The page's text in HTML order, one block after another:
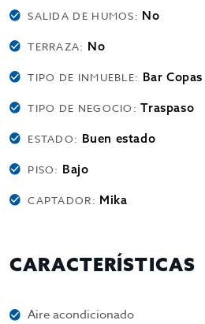
SALIDA DE HUMOS: No
TERRAZA: No
TIPO DE INMUEBLE: Bar
TIPO DE NEGOCIO:Traspaso
ESTADO: Buen estado
PISO: Bajo
CAPTADOR: Mika
CARACTERÍSTICAS
Aire acondicionado